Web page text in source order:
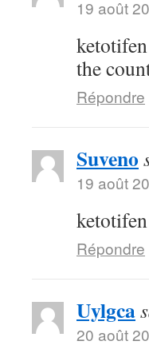
19 août
the
Répondre
Suveno
19 août
Répondre
Uylgca
20 août